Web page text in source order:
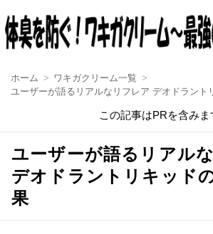
ホーム
ワキガクリーム一覧
ユーザーが語るリアルなリフレア デオドラント
この記事はPRを含みま
ユーザーが語るリアル
デオドラントリキッド
果